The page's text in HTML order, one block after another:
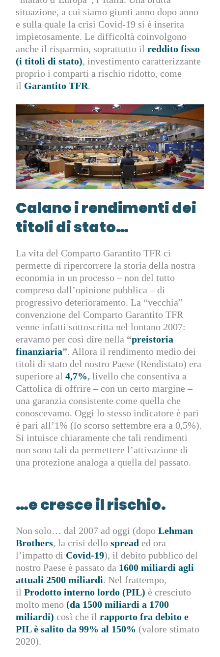
situazione, a cui siamo giunti anno dopo anno
e sulla quale la crisi Covid-19 si è inserita
impietosamente. Le difficoltà coinvolgono
anche il risparmio, soprattutto ilreddito fisso
(i titoli di stato), investimento caratterizzante
proprio i comparti a rischio ridotto, come
il Garantito TFR.
Calano i rendimenti dei
titoli di stato…
La vita del Comparto Garantito TFR ci
permette di ripercorrere la storia della nostra
economia in un processo – non del tutto
compreso dall’opinione pubblica – di
progressivo deterioramento. La “vecchia”
convenzione del Comparto Garantito TFR
venne infatti sottoscritta nel lontano 2007:
eravamo per così dire nella “preistoria
finanziaria”. Allora il rendimento medio dei
titoli di stato del nostro Paese (Rendistato) era
superiore al4,7%, livello che consentiva a
Cattolica di offrire – con un certo margine –
una garanzia consistente come quella che
conoscevamo. Oggi lo stesso indicatore è pari
è pari all’1% (lo scorso settembre era a 0,5%).
Si intuisce chiaramente che tali rendimenti
non sono tali da permettere l’attivazione di
una protezione analoga a quella del passato.
…e cresce il rischio.
Non solo… dal 2007 ad oggi (dopo Lehman
Brothers, la crisi dellospread ed ora
l’impatto di Covid-19), il debito pubblico del
nostro Paese è passato da 1600 miliardi agli
attuali 2500 miliardi. Nel frattempo,
ilProdotto interno lordo (PIL) è cresciuto
molto meno (da 1500 miliardi a 1700
miliardi) così che ilrapporto fra debito e
PIL è salito da 99% al 150% (valore stimato
2020).